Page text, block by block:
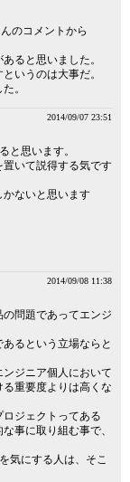
のコメントから
ると思いました。
いうのは大事だ。
。
2014/09/07 23:51
と思います。
いて説得する気です
ないと思います
2014/09/08 11:38
の問題であってエンジ
るという立場ならと
ジニア個人において
重要度よりは高くな
ジェクトってある
事に取り組む事で、
気にする人は、そこ